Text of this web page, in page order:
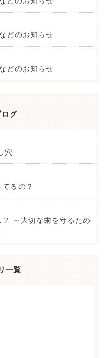
どのお知らせ
どのお知らせ
ログ
穴
るの？
～大切な歯を守るため
一覧